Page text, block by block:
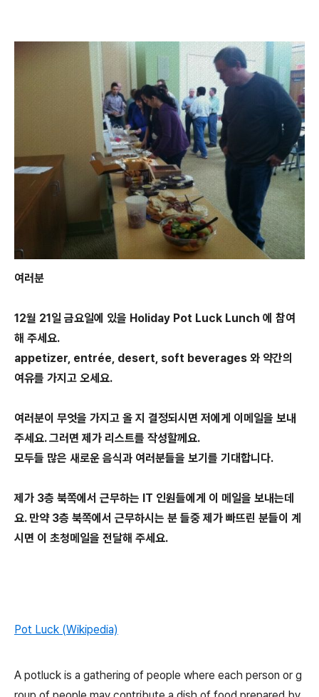
여러분
12월 21일 금요일에 있을 Holiday Pot Luck Lunch 에 참여
해 주세요.
appetizer, entrée, desert, soft beverages 와 약간의
여유를 가지고 오세요.
여러분이 무엇을 가지고 올 지 결정되시면 저에게 이메일을 보내
주세요. 그러면 제가 리스트를 작성할께요.
모두들 많은 새로운 음식과 여러분들을 보기를 기대합니다.
제가 3층 북쪽에서 근무하는 IT 인원들에게 이 메일을 보내는데
요. 만약 3층 북쪽에서 근무하시는 분 들중 제가 빠뜨린 분들이 계
시면 이 초청메일을 전달해 주세요.
Pot Luck (Wikipedia)
A potluck is a gathering of people where each person or g